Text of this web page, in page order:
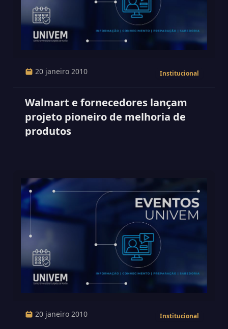
20 janeiro 2010 Institucional
Walmart e fornecedores lançam
projeto pioneiro de melhoria de
produtos
20 janeiro 2010 Institucional